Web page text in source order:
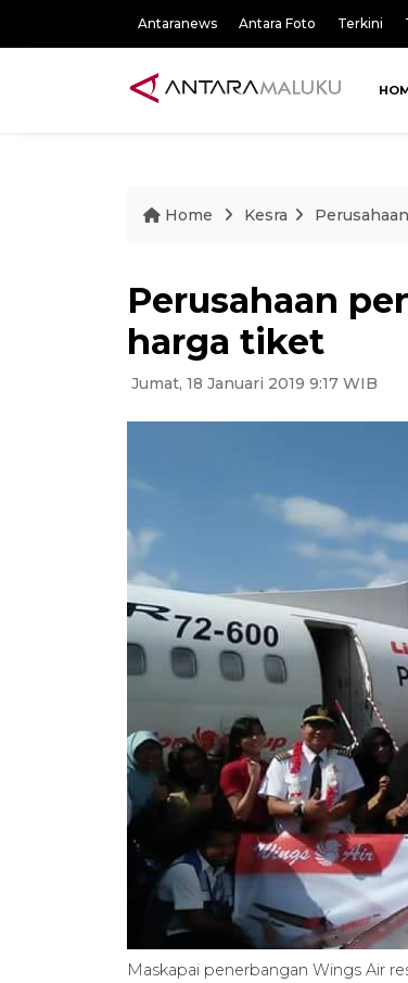
Antaranews Antara Foto Terkini
Home Kesra
Perusahaan
harga tiket
Jumat, 18 Januari 2019 9:17 WIB
Maskapai penerbangan Wings Air